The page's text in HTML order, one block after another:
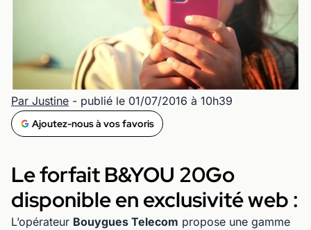
Par Justine - publié le 01/07/2016 à 10h39
Ajoutez-nous à vos favoris
Le forfait B&YOU 20Go
disponible en exclusivité web :
L’opérateur Bouygues Telecom propose une gamme